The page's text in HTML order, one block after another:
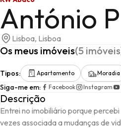
António
Lisboa, Lisboa
Os meus imóveis(5 imóveis
Tipos: Apartamento Moradia
Siga-me em: Facebook Instagram
Descrição
Entrei no imobiliário porque
vezes associada a mudanças de